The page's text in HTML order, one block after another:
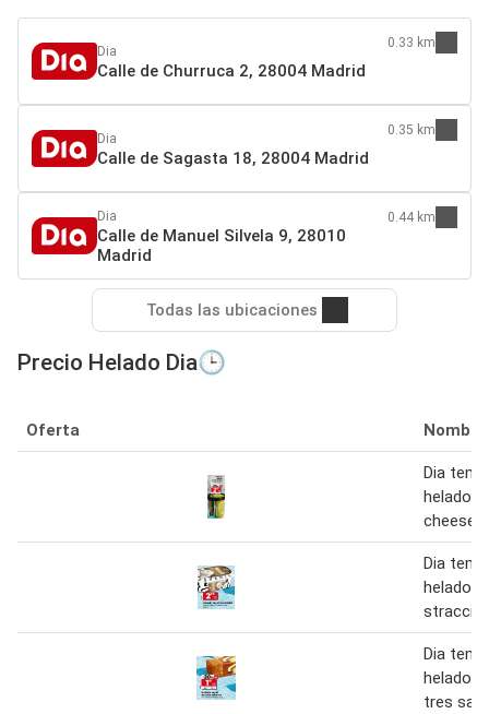
Dia
Calle de Churruca 2, 28004 Madrid
0.33 km
Dia
Calle de Sagasta 18, 28004 Madrid
0.35 km
Dia
Calle de Manuel Silvela 9, 28010
Madrid
0.44 km
Todas las ubicaciones
Precio Helado Dia🕒
Oferta Nombre
Dia
helado
Dia
helado
Dia
helado
tres